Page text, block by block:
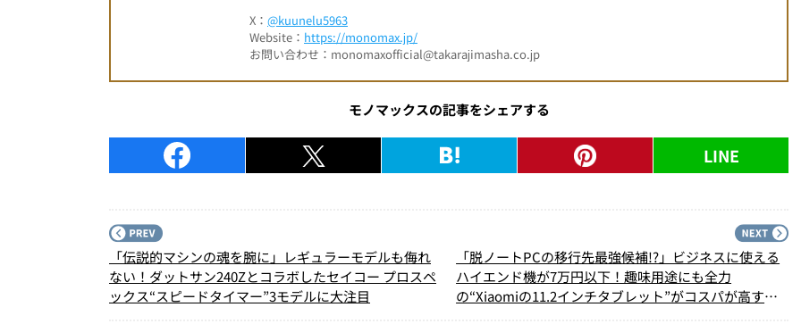
X： @kuunelu5963
Website： https://monomax.jp/
お問い合わせ：monomaxofficial@takarajimasha.co.jp
モノマックスの記事をシェアする
LINE
「伝説的マシンの魂を腕に」レギュラーモデルも侮れ
ない！ダットサン240Zとコラボしたセイコー プロスペ
ックス“スピードタイマー”3モデルに大注目
「脱ノートPCの移行先最強候補!?」ビジネスに使える
ハイエンド機が7万円以下！趣味用途にも全力
の“Xiaomiの11.2インチタブレット”がコスパが高すぎ